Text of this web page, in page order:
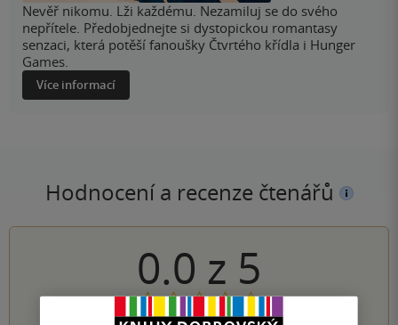
Nevěř nikomu. Lži každému. Nezamiluj se do svého
nepřítele. Předobjednejte si dystopickou romantasy
senzaci, která potěší fanoušky Čtvrtého křídla i Hunger
Games.
Více informací
Hodnocení a recenze čtenářů
0.0 z 5